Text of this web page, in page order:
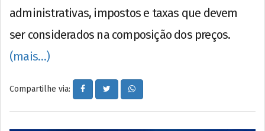
administrativas, impostos e taxas que devem
ser considerados na composição dos preços.
(mais…)
Compartilhe via: